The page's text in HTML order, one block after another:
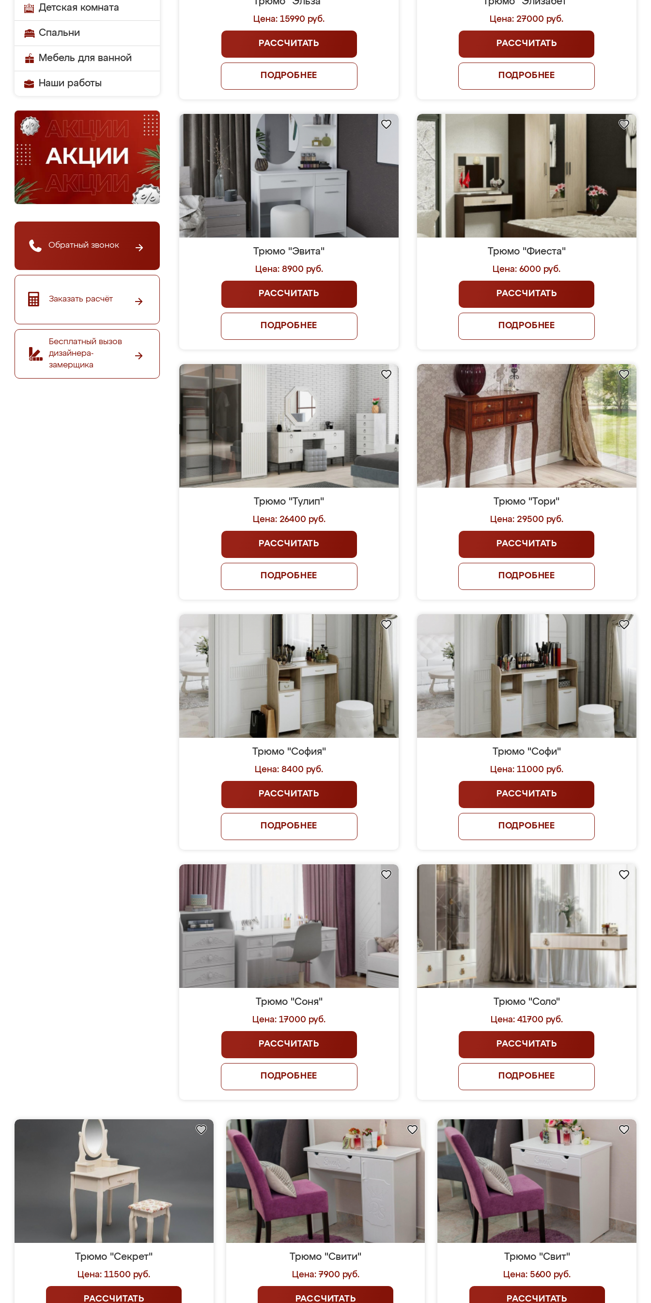
Детская комната
Спальни
Мебель для ванной
Наши работы
Обратный звонок
Заказать расчёт
Бесплатный вызов
дизайнера-
замерщика
Цена: 15990 руб.
РАССЧИТАТЬ
ПОДРОБНЕЕ
Цена: 27000 руб.
РАССЧИТАТЬ
ПОДРОБНЕЕ
Трюмо "Эвита"
Цена: 8900 руб.
РАССЧИТАТЬ
ПОДРОБНЕЕ
Трюмо "Фиеста"
Цена: 6000 руб.
РАССЧИТАТЬ
ПОДРОБНЕЕ
Трюмо "Тулип"
Цена: 26400 руб.
РАССЧИТАТЬ
ПОДРОБНЕЕ
Трюмо "Тори"
Цена: 29500 руб.
РАССЧИТАТЬ
ПОДРОБНЕЕ
Трюмо "София"
Цена: 8400 руб.
РАССЧИТАТЬ
ПОДРОБНЕЕ
Трюмо "Софи"
Цена: 11000 руб.
РАССЧИТАТЬ
ПОДРОБНЕЕ
Трюмо "Соня"
Цена: 17000 руб.
РАССЧИТАТЬ
ПОДРОБНЕЕ
Трюмо "Соло"
Цена: 41700 руб.
РАССЧИТАТЬ
ПОДРОБНЕЕ
Трюмо "Секрет"
Цена: 11500 руб.
РАССЧИТАТЬ
Трюмо "Свити"
Цена: 7900 руб.
РАССЧИТАТЬ
Трюмо "Свит"
Цена: 5600 руб.
РАССЧИТАТЬ